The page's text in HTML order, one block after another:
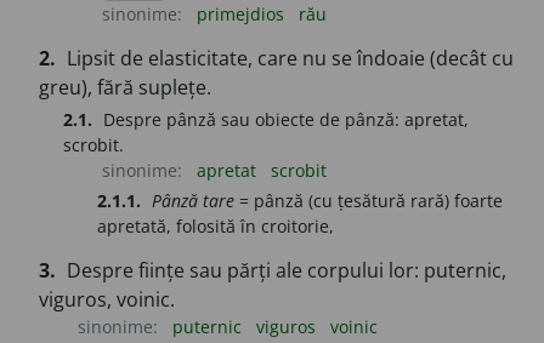
sinonime:
primejdios rău
2. Lipsit de elasticitate, care nu se îndoaie (decât cu
greu), fără suplețe.
2.1. Despre pânză sau obiecte de pânză: apretat,
scrobit.
sinonime:
apretat
scrobit
2.1.1. Pânză tare = pânză (cu țesătură rară) foarte
apretată, folosită în croitorie,
3. Despre ființe sau părți ale corpului lor: puternic,
viguros, voinic.
sinonime: puternic viguros
voinic